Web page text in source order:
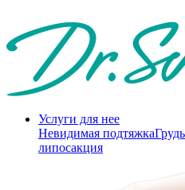
Услуги для нее
Невидимая подтяжка
липосакция